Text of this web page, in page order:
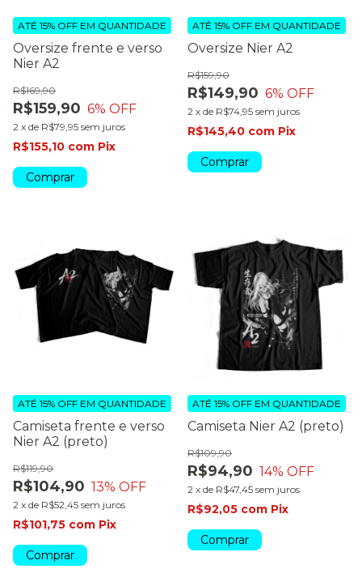
Oversize frente e verso
Nier A2
R$159,90
R$169,90
6% OFF
2 x de R$79,95 sem juros
ATÉ 15% OFF EM QUANTIDADE
R$155,10 com Pix
Comprar
Oversize Nier A2
R$149,90
R$159,90
6% OFF
2 x de R$74,95 sem juros
ATÉ 15% OFF EM QUANTIDADE
R$145,40 com Pix
Comprar
Camiseta frente e verso
Nier A2 (preto)
R$104,90
R$119,90
13% OFF
2 x de R$52,45 sem juros
ATÉ 15% OFF EM QUANTIDADE
R$101,75 com Pix
Comprar
Camiseta Nier A2 (preto)
R$94,90
R$109,90
14% OFF
2 x de R$47,45 sem juros
ATÉ 15% OFF EM QUANTIDADE
R$92,05 com Pix
Comprar